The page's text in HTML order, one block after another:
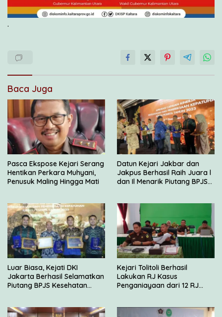
.
Baca Juga
Pasca Ekspose Kejari Serang
Hentikan Perkara Muhyani,
Penusuk Maling Hingga Mati
Datun Kejari Jakbar dan
Jakpus Berhasil Raih Juara l
dan Il Menarik Piutang BPJS
Luar Biasa, Kejati DKI
Jakarta Berhasil Selamatkan
Piutang BPJS Kesehatan
Kejari Tolitoli Berhasil
Lakukan RJ Kasus
Penganiayaan dari 12 RJ